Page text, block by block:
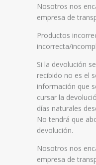
Nosotros nos
empresa de
Productos
incorrecta/
Si la devolución
recibido no es el
información que
cursar la
días naturales
No tendrá que
devolución.
Nosotros nos
empresa de